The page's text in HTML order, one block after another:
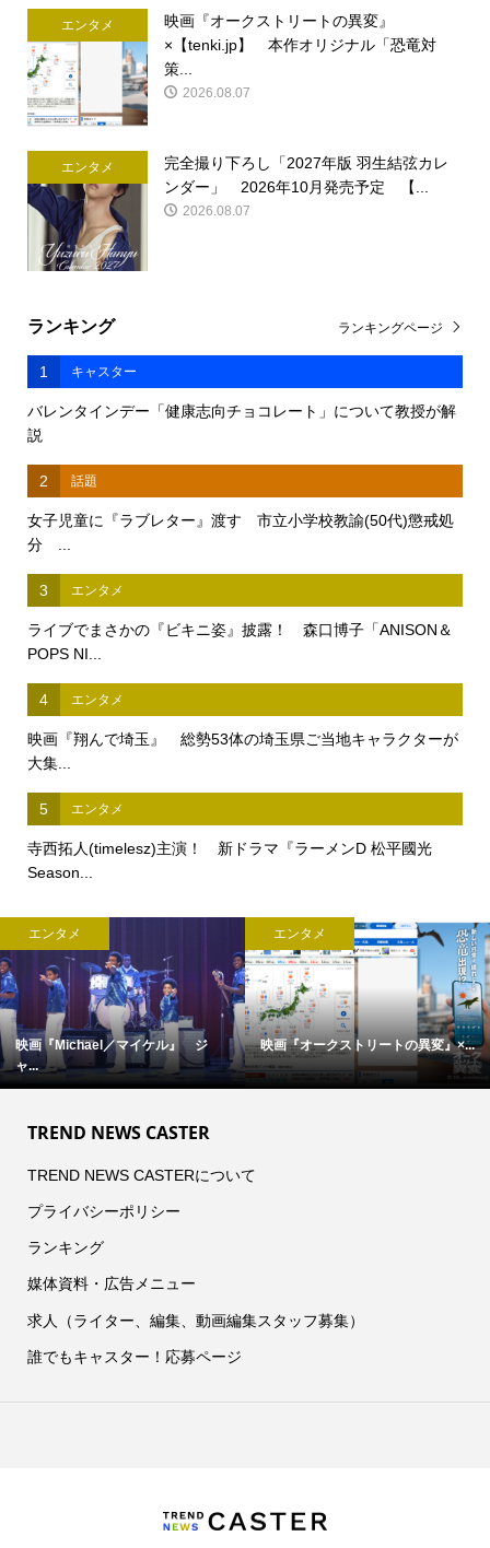
エンタメ
映画『オークストリートの異変』
×【tenki.jp】 本作オリジナル「恐竜対
策...
2026.08.07
エンタメ
完全撮り下ろし「2027年版 羽生結弦カレ
ンダー」 2026年10月発売予定 【...
2026.08.07
ランキング
1 キャスター
バレンタインデー「健康志向チョコレート」について教授が解
説
2 話題
女子児童に『ラブレター』渡す 市立小学校教諭(50代)懲戒処
分 ...
3 エンタメ
ライブでまさかの『ビキニ姿』披露！ 森口博子「ANISON＆
POPS NI...
4 エンタメ
映画『翔んで埼玉』 総勢53体の埼玉県ご当地キャラクターが
大集...
5 エンタメ
寺西拓人(timelesz)主演！ 新ドラマ『ラーメンD 松平國光
Season...
ランキングページ
エンタメ
映画『Michael／マイケル』 ジ
ャ...
エンタメ
映画『オークストリートの異変』×...
TREND NEWS CASTER
TREND NEWS CASTERについて
プライバシーポリシー
ランキング
媒体資料・広告メニュー
求人（ライター、編集、動画編集スタッフ募集）
誰でもキャスター！応募ページ